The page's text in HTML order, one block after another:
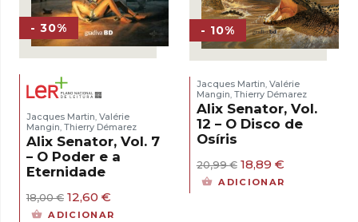
- 30%
Jacques Martin, Valérie
Mangin, Thierry Démarez
Alix Senator, Vol. 7
– O Poder e a
Eternidade
18,00€ O
preço
12,60 €
preço
ADICIONAR
- 10%
Jacques Martin Valérie
Mangin Thierry Démarez
Alix Senator, Vol.
12 – O Disco de
Osíris
20,99€ O
preço
18,89 €O
preço
ADICIONAR